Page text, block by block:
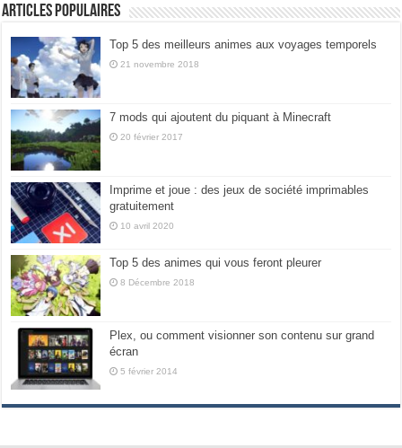
Articles populaires
Top 5 des meilleurs animes aux voyages temporels
21 novembre 2018
7 mods qui ajoutent du piquant à Minecraft
20 février 2017
Imprime et joue : des jeux de société imprimables
gratuitement
10 avril 2020
Top 5 des animes qui vous feront pleurer
8 Décembre 2018
Plex, ou comment visionner son contenu sur grand
écran
5 février 2014